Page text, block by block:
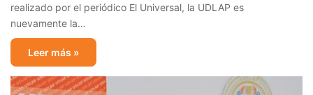
realizado por el periódico El Universal, la UDLAP es
nuevamente la…
Leer más »